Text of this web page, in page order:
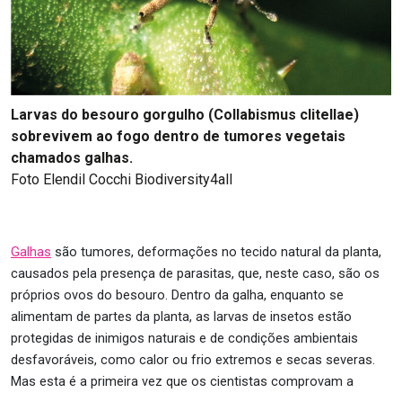
Larvas do besouro gorgulho (Collabismus clitellae)
sobrevivem ao fogo dentro de tumores vegetais
chamados galhas.
Foto Elendil Cocchi Biodiversity4all
Galhas são tumores, deformações no tecido natural da planta,
causados pela presença de parasitas, que, neste caso, são os
próprios ovos do besouro. Dentro da galha, enquanto se
alimentam de partes da planta, as larvas de insetos estão
protegidas de inimigos naturais e de condições ambientais
desfavoráveis, como calor ou frio extremos e secas severas.
Mas esta é a primeira vez que os cientistas comprovam a